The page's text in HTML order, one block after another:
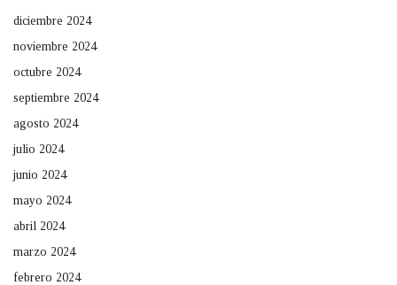
diciembre 2024
noviembre 2024
octubre 2024
septiembre 2024
agosto 2024
julio 2024
junio 2024
mayo 2024
abril 2024
marzo 2024
febrero 2024